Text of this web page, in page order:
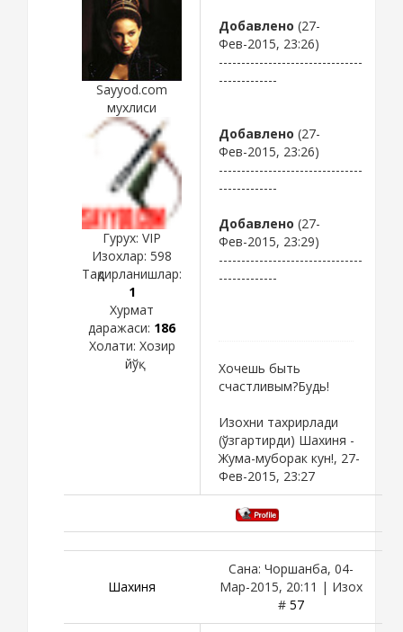
Sayyod.com
мухлиси
Гурух: VIP
Изохлар: 598
Тақдирланишлар:
1
Хурмат
даражаси: 186
Холати: Хозир
йўқ
Добавлено (27-
Фев-2015, 23:26)
--------------------------------
-------------
Добавлено (27-
Фев-2015, 23:26)
--------------------------------
-------------
Добавлено (27-
Фев-2015, 23:29)
--------------------------------
-------------
Хочешь быть
счастливым?Будь!
Изохни тахрирлади
(ўзгартирди) Шахиня -
Жума-муборак кун!, 27-
Фев-2015, 23:27
Шахиня
Сана: Чоршанба, 04-
Мар-2015, 20:11 | Изох
# 57